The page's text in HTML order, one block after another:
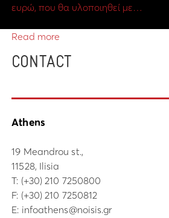
ευρώ, που θα υλοποιηθεί με…
Read more
CONTACT
Athens
19 Meandrou st.,
11528, Ilisia
Τ: (+30) 210 7250800
F: (+30) 210 7250812
E: infoathens@noisis.gr